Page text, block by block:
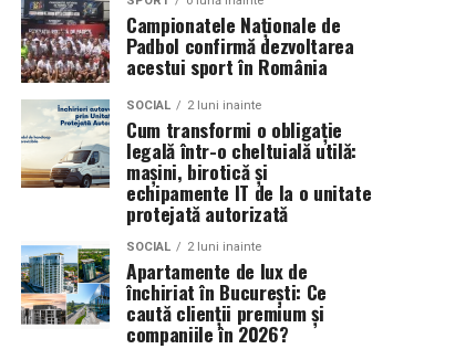
Campionatele Naționale de
Padbol confirmă dezvoltarea
acestui sport în România
SOCIAL 2 luni inainte
Cum transformi o obligație
legală într-o cheltuială utilă:
mașini, birotică și
echipamente IT de la o unitate
protejată autorizată
SOCIAL 2 luni inainte
Apartamente de lux de
închiriat în București: Ce
caută clienții premium și
companiile în 2026?